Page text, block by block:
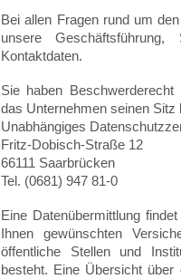
Bei allen Fragen rund um
unsere
Kontaktdaten.
Sie haben
das Unternehmen seinen
Unabhängiges
Fritz-Dobisch-Straße 12
66111 Saarbrücken
Tel. (0681) 947 81-0
Eine Datenübermittlung
Ihnen gewünschten
öffentliche Stellen und
besteht. Eine Übersicht über